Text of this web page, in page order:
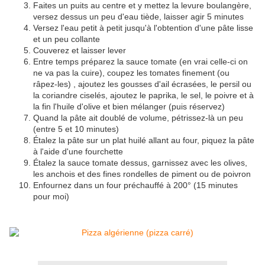
Faites un puits au centre et y mettez la levure boulangère,
versez dessus un peu d'eau tiède, laisser agir 5 minutes
Versez l'eau petit à petit jusqu'à l'obtention d'une pâte lisse
et un peu collante
Couverez et laisser lever
Entre temps préparez la sauce tomate (en vrai celle-ci on
ne va pas la cuire), coupez les tomates finement (ou
râpez-les) , ajoutez les gousses d'ail écrasées, le persil ou
la coriandre ciselés, ajoutez le paprika, le sel, le poivre et à
la fin l'huile d'olive et bien mélanger (puis réservez)
Quand la pâte ait doublé de volume, pétrissez-là un peu
(entre 5 et 10 minutes)
Étalez la pâte sur un plat huilé allant au four, piquez la pâte
à l'aide d'une fourchette
Étalez la sauce tomate dessus, garnissez avec les olives,
les anchois et des fines rondelles de piment ou de poivron
Enfournez dans un four préchauffé à 200° (15 minutes
pour moi)